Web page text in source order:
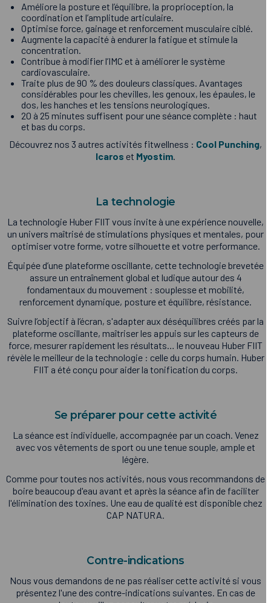
Améliore la posture et l’équilibre, la proprioception, la
coordination et l’amplitude articulaire.
Optimise force, gainage et renforcement musculaire ciblé.
Augmente la capacité à endurer la fatigue et stimule la
concentration.
Contribue à modifier l’IMC et à améliorer le système
cardiovasculaire.
Traite plus de 90 % des douleurs classiques. Avantages
considérables pour les chevilles, les genoux, les épaules, le
dos, les hanches et les tensions neurologiques.
20 à 25 minutes suffisent pour une séance complète : haut
et bas du corps.
Découvrez nos 3 autres activités fitwellness : Cool Punching,
Icaros et Myostim.
La technologie
La technologie Huber FIIT vous invite à une expérience nouvelle,
un univers maîtrisé de stimulations physiques et mentales, pour
optimiser votre forme, votre silhouette et votre performance.
Équipée d’une plateforme oscillante, cette technologie brevetée
assure un entraînement global et ludique autour des 4
fondamentaux du mouvement : souplesse et mobilité,
renforcement dynamique, posture et équilibre, résistance.
Suivre l’objectif à l’écran, s'adapter aux déséquilibres créés par la
plateforme oscillante, maîtriser les appuis sur les capteurs de
force, mesurer rapidement les résultats… le nouveau Huber FIIT
révèle le meilleur de la technologie : celle du corps humain. Huber
FIIT a été conçu pour aider la tonification du corps.
Se préparer pour cette activité
La séance est individuelle, accompagnée par un coach. Venez
avec vos vêtements de sport ou une tenue souple, ample et
légère.
Comme pour toutes nos activités, nous vous recommandons de
boire beaucoup d'eau avant et après la séance afin de faciliter
l'élimination des toxines. Une eau de qualité est disponible chez
CAP NATURA.
Contre-indications
Nous vous demandons de ne pas réaliser cette activité si vous
présentez l'une des contre-indications suivantes. En cas de